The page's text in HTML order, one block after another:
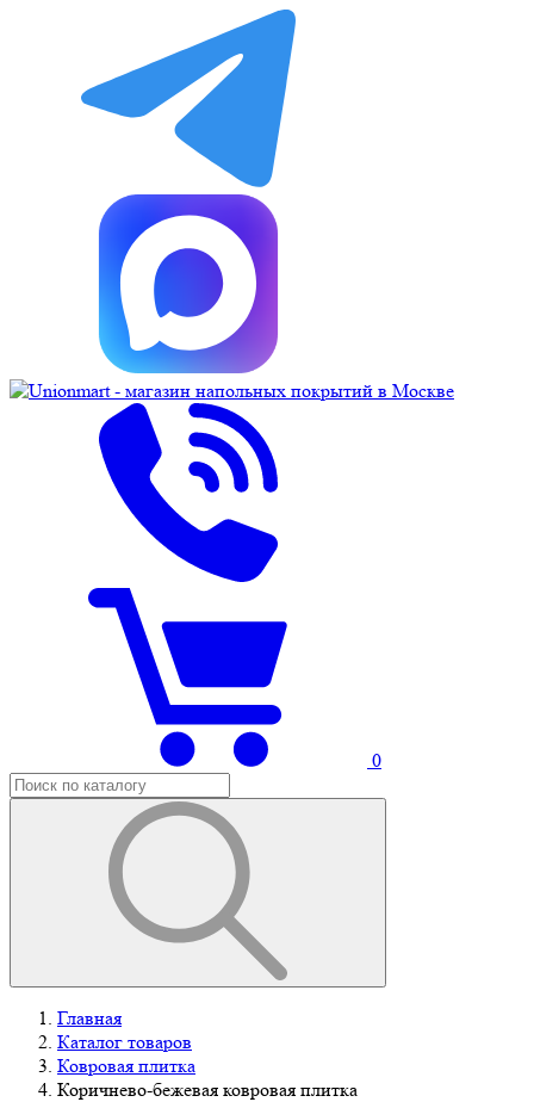
0
Главная
Каталог товаров
Ковровая плитка
Коричнево-бежевая ковровая плитка